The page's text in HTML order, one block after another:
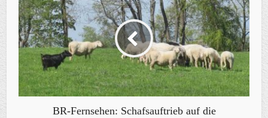
BR-Fernsehen: Schafsauftrieb auf die